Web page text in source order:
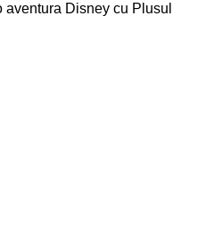
Disney cu Plusul